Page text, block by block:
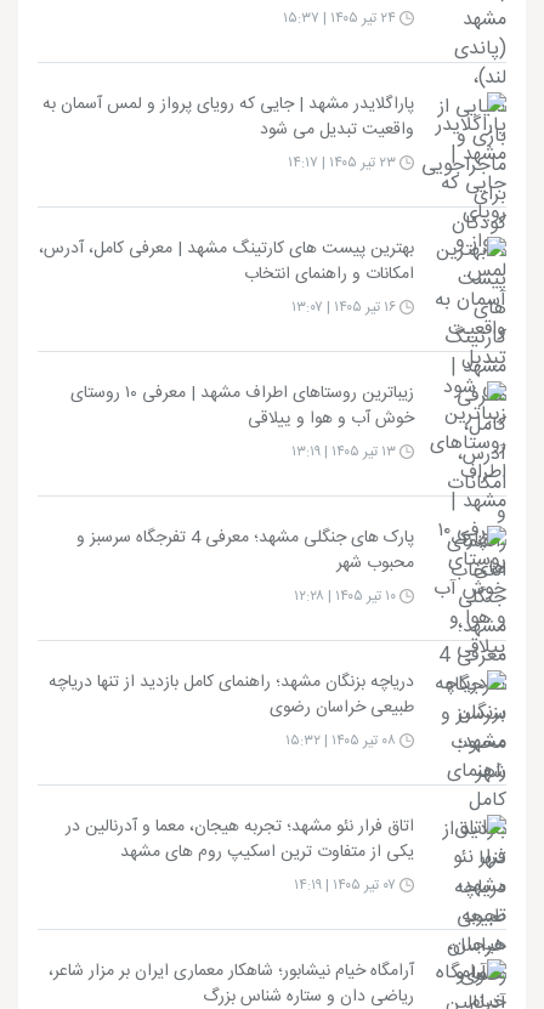
پاراگلایدر مشهد | جایی که رویای پرواز و لمس آسمان به
واقعیت تبدیل می شود
بهترین پیست های کارتینگ مشهد | معرفی کامل، آدرس،
امکانات و راهنمای انتخاب
زیباترین روستاهای اطراف مشهد | معرفی ۱۰ روستای
خوش آب و هوا و ییلاقی
پارک های جنگلی مشهد؛ معرفی 4 تفرجگاه سرسبز و
محبوب شهر
دریاچه بزنگان مشهد؛ راهنمای کامل بازدید از تنها دریاچه
طبیعی خراسان رضوی
اتاق فرار نئو مشهد؛ تجربه هیجان، معما و آدرنالین در
یکی از متفاوت ترین اسکیپ روم های مشهد
آرامگاه خیام نیشابور؛ شاهکار معماری ایران بر مزار شاعر،
ریاضی دان و ستاره شناس بزرگ